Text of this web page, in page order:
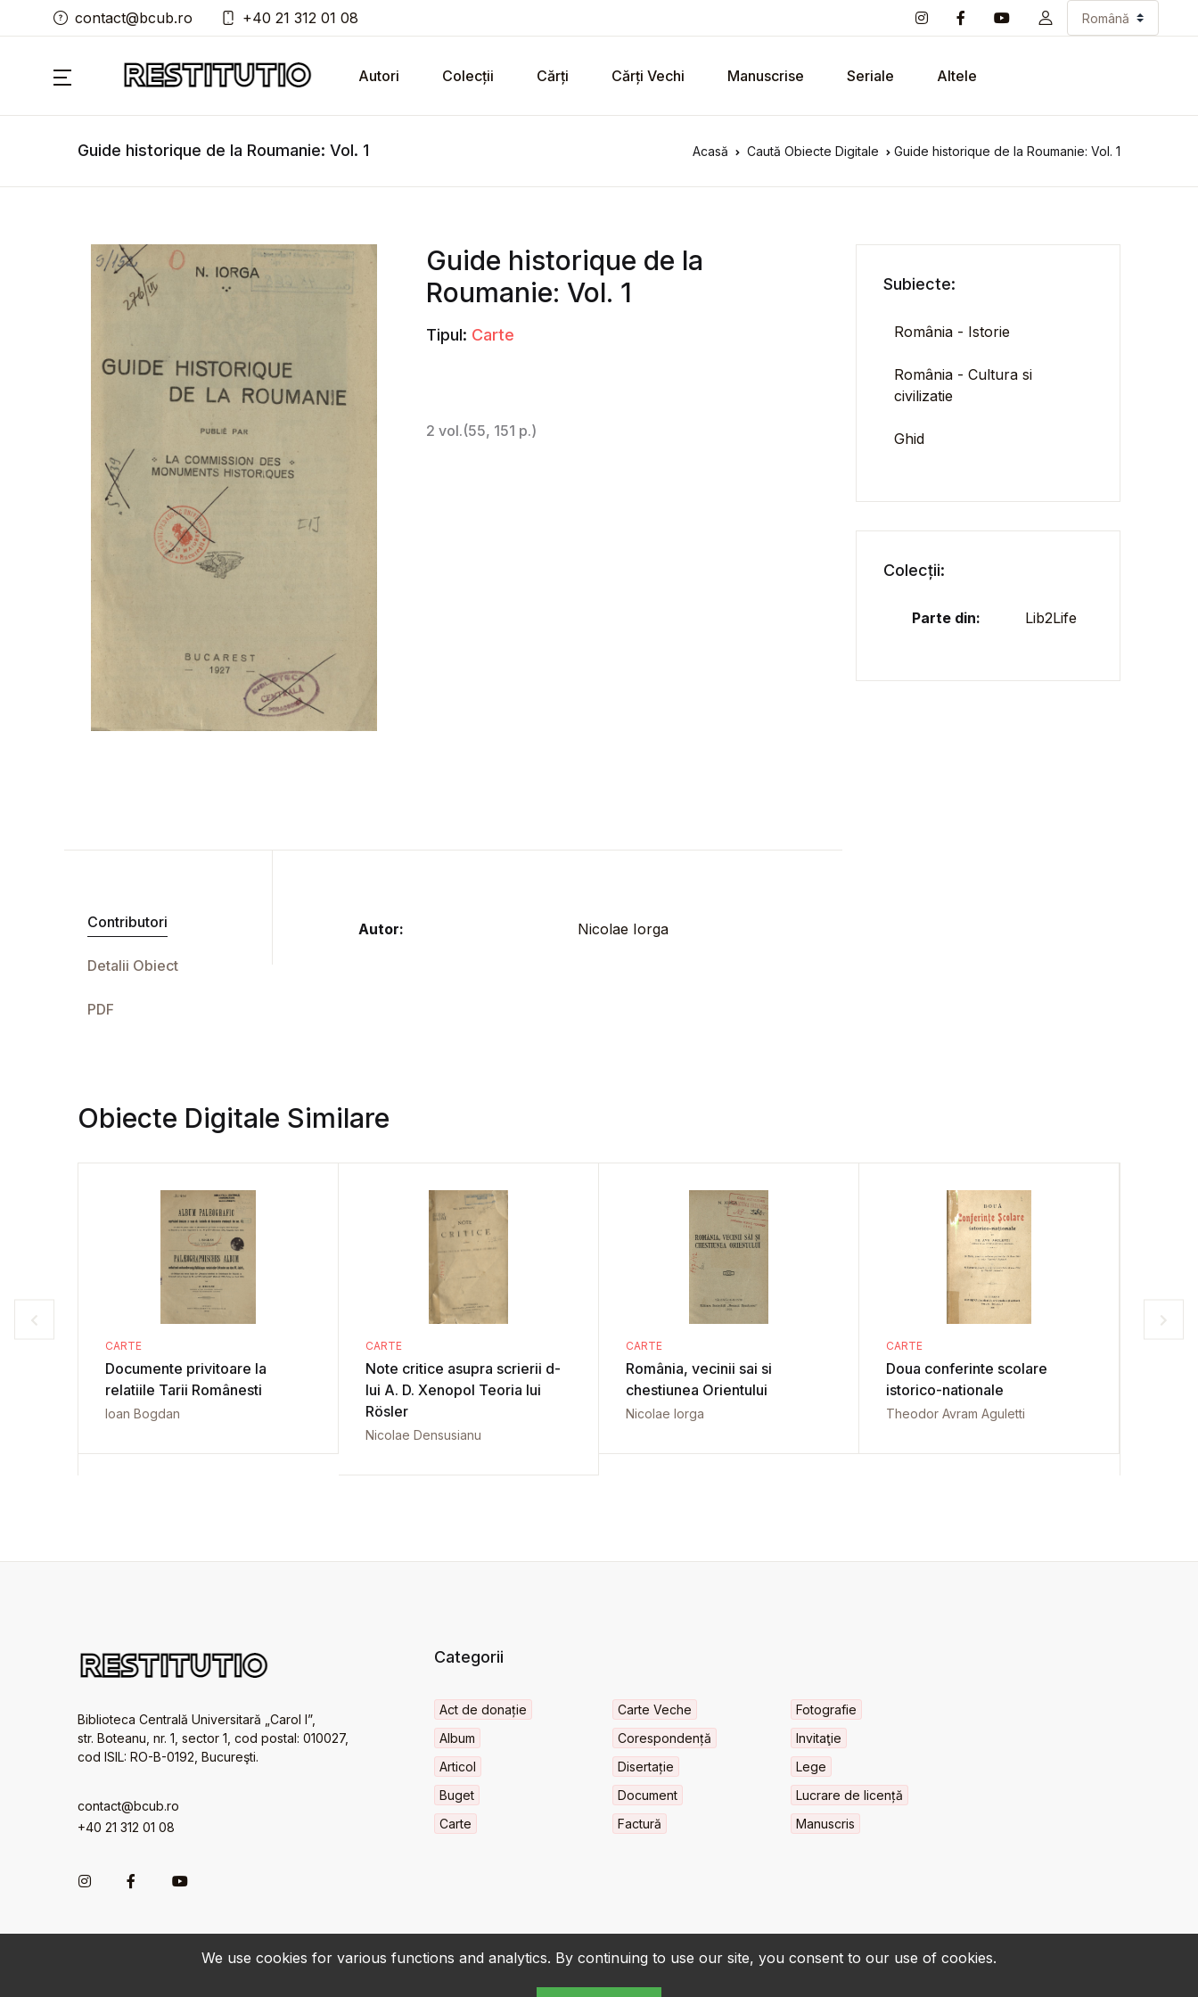
We use cookies for various functions and analytics. By continuing to use our site, you consent to our use of cookies.
contact@bcub.ro +40 21 312 01 08
Autori Colecții Cărți Cărți Vechi Manuscrise Seriale Altele
Guide historique de la Roumanie: Vol. 1 Acasă Caută Obiecte Digitale Guide historique de la Roumanie: Vol. 1
Guide historique de la
Roumanie: Vol. 1
Tipul: Carte
Contributori
Detalii Obiect
PDF
Autor: Nicolae Iorga
Subiecte:
România - Istorie
România - Cultura si
civilizatie
Ghid
Colecții:
Parte din: Lib2Life
Obiecte Digitale Similare
CARTE
Documente privitoare la
relatiile Tarii Românesti
Ioan Bogdan
CARTE
Note critice asupra scrierii d-
lui A. D. Xenopol Teoria lui
Rösler
Nicolae Densusianu
CARTE
România, vecinii sai si
chestiunea Orientului
Nicolae Iorga
CARTE
Doua conferinte scolare
istorico-nationale
Theodor Avram Aguletti
Biblioteca Centrală Universitară „Carol I”,
str. Boteanu, nr. 1, sector 1, cod postal: 010027,
cod ISIL: RO-B-0192, Bucureşti.
contact@bcub.ro
+40 21 312 01 08
Categorii
Act de donație
Album
Articol
Buget
Carte
Carte Veche
Corespondență
Disertație
Document
Factură
Fotografie
Invitaţie
Lege
Lucrare de licență
Manuscris